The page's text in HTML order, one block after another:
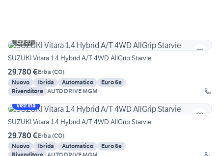
30
SUZUKI Vitara 1.4 Hybrid A/T 4WD AllGrip Starvie
29.780 €Erba (CO)
Nuovo
Ibrida Automatico
Euro 6e
Rivenditore AUTO DRIVE MGM
Vetrina
SUZUKI Vitara 1.4 Hybrid A/T 4WD AllGrip Starvie
29.780 €Erba (CO)
Nuovo
Ibrida Automatico
Euro 6e